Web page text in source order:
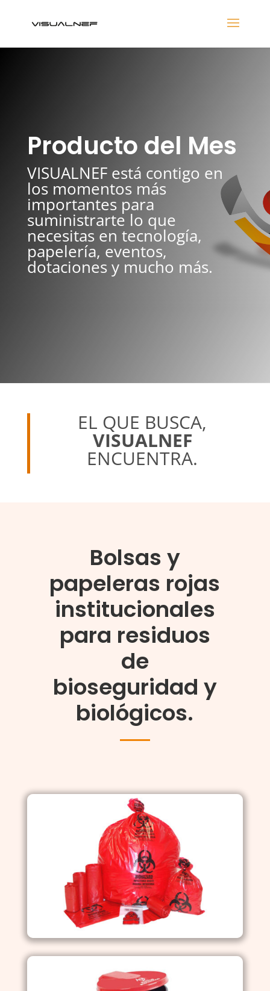
Producto del Mes
VISUALNEF está contigo en
los momentos más
importantes para
suministrarte lo que
necesitas en tecnología,
papelería, eventos,
dotaciones y mucho más.
EL QUE BUSCA,
VISUALNEF
ENCUENTRA.
Bolsas y
papeleras rojas
institucionales
para residuos
de
bioseguridad y
biológicos.